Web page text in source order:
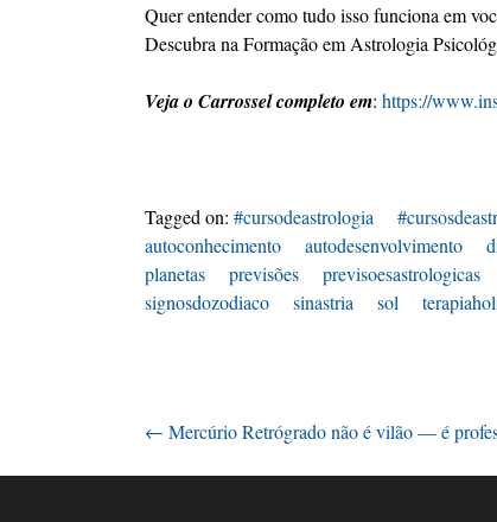
Quer entender como tudo isso funciona em
Descubra na Formação em Astrologia
Veja o Carrossel completo em: https://
Tagged on: #cursodeastrologia
autoconhecimento
autodesenvolvimento
planetas
previsões previsoesastrologicas
signosdozodiaco
sinastria sol
← Mercúrio Retrógrado não é vilão — é